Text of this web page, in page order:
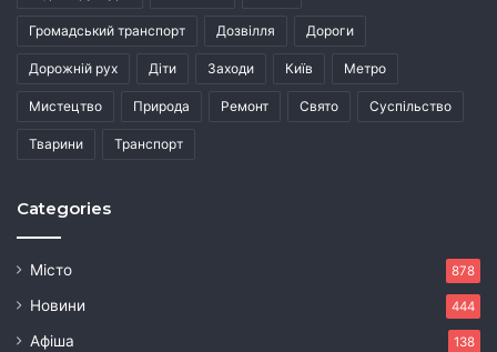
Громадський транспорт Дозвілля Дороги
Дорожній рух Діти Заходи Київ Метро
Мистецтво Природа Ремонт Свято Суспільство
Тварини Транспорт
Categories
Місто 878
Новини 444
Афіша 138